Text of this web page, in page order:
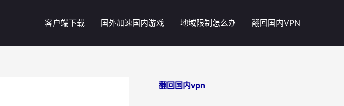
客户端下载 国外加速国内游戏 地域限制怎么办 翻回国内VPN
翻回国内vpn